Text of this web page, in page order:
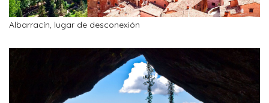
Albarracín, lugar de desconexión